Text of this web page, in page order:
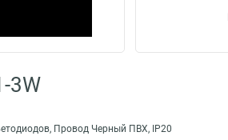
3W
Провод Черный ПВХ, IP20